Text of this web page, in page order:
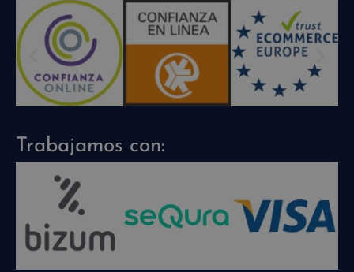
Trabajamos con: